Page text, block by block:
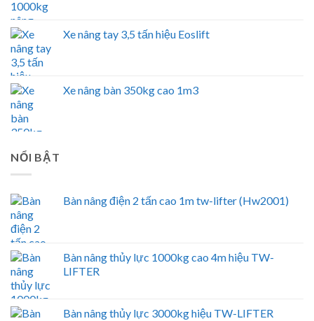
Xe nâng tay 3,5 tấn hiệu Eoslift
Xe nâng bàn 350kg cao 1m3
NỔI BẬT
Bàn nâng điện 2 tấn cao 1m tw-lifter (Hw2001)
Bàn nâng thủy lực 1000kg cao 4m hiệu TW-
LIFTER
Bàn nâng thủy lực 3000kg hiệu TW-LIFTER